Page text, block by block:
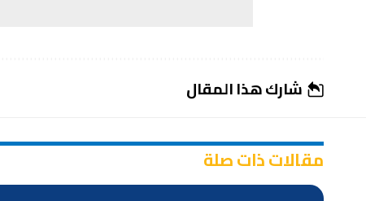
شارك هذا المقال
مقالات ذات صلة